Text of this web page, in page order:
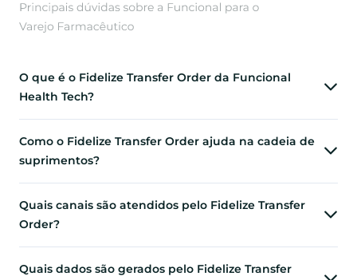
O que é o Fidelize Transfer Order da Funcional
Health Tech?
Como o Fidelize Transfer Order ajuda na cadeia de
suprimentos?
Quais canais são atendidos pelo Fidelize Transfer
Order?
Quais dados são gerados pelo Fidelize Transfer